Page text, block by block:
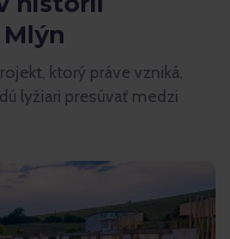
ktorý práve vzniká,
lyžiari presúvať medzi